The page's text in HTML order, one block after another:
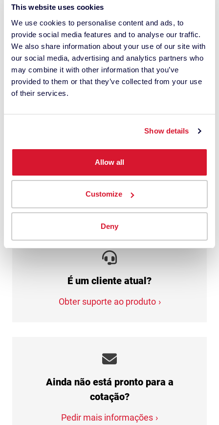
This website uses cookies
We use cookies to personalise content and ads, to
provide social media features and to analyse our traffic.
We also share information about your use of our site with
our social media, advertising and analytics partners who
may combine it with other information that you’ve
provided to them or that they’ve collected from your use
of their services.
Show details
Allow all
Customize
Deny
É um cliente atual?
Obter suporte ao produto
Ainda não está pronto para a
cotação?
Pedir mais informações
Ao marcar esta caixa, concordo com as
conteúdo, produtos e serviços
relevantes. Posso cancelar a inscrição a
qualquer momento.
*
Entendo que a Datacolor processa meus